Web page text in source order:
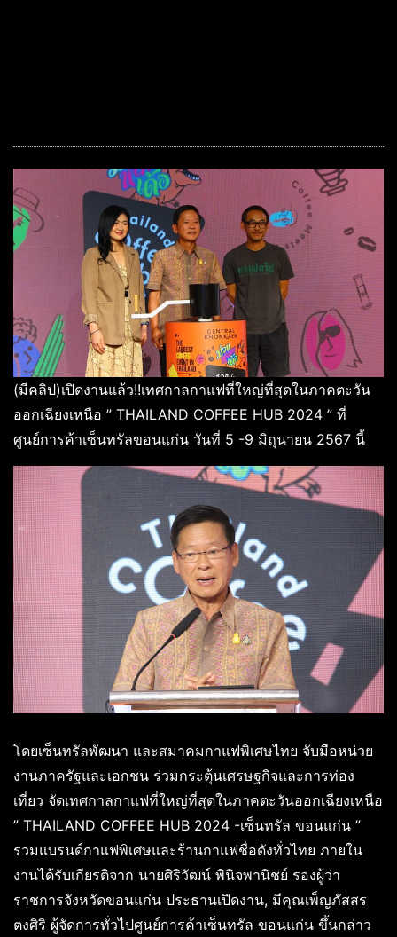
(มีคลิป)เปิดงานแล้ว!!เทศกาลกาแฟที่ใหญ่ที่สุดในภาคตะวัน
ออกเฉียงเหนือ ” THAILAND COFFEE HUB 2024 ” ที่
ศูนย์การค้าเซ็นทรัลขอนแก่น วันที่ 5 -9 มิถุนายน 2567 นี้
โดยเซ็นทรัลพัฒนา และสมาคมกาแฟพิเศษไทย จับมือหน่วย
งานภาครัฐและเอกชน ร่วมกระตุ้นเศรษฐกิจและการท่อง
เที่ยว จัดเทศกาลกาแฟที่ใหญ่ที่สุดในภาคตะวันออกเฉียงเหนือ
” THAILAND COFFEE HUB 2024 -เซ็นทรัล ขอนแก่น ”
รวมแบรนด์กาแฟพิเศษและร้านกาแฟชื่อดังทั่วไทย ภายใน
งานได้รับเกียรติจาก นายศิริวัฒน์ พินิจพานิชย์ รองผู้ว่า
ราชการจังหวัดขอนแก่น ประธานเปิดงาน, มีคุณเพ็ญภัสสร
ตงศิริ ผู้จัดการทั่วไปศูนย์การค้าเซ็นทรัล ขอนแก่น ขึ้นกล่าว